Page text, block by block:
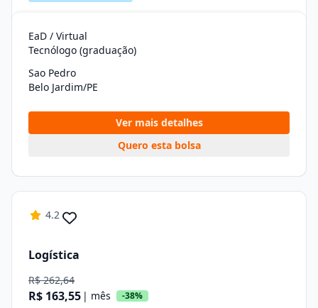
EaD / Virtual
Tecnólogo (graduação)
Sao Pedro
Belo Jardim/PE
Ver mais detalhes
Quero esta bolsa
4.2
Logística
R$ 262,64
R$ 163,55 | mês -38%